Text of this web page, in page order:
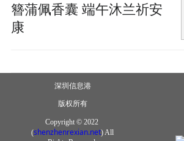
簪蒲佩香囊 端午沐兰祈安
康
深圳信息港
版权所有
Copyright © 2022
(shenzhenrexian.net) All